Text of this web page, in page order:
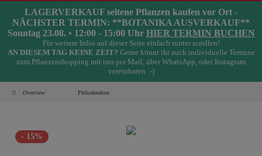
LAGERVERKAUF seltene Pflanzen kaufen vor Ort -
NÄCHSTER TERMIN: **BOTANIKA AUSVERKAUF**
Sonntag 23.08. • 12:00 - 15:00 Uhr HIER TERMIN BUCHEN
Für weitere Infos auf dieser Seite einfach runter scrollen!
AN DIESEM TAG KEINE ZEIT? Gerne könnt ihr auch individuelle Termine
zum Pflanzenshopping mit uns per Mail, über WhatsApp, oder Instagram
vereinbaren :-)
Overview Philodendron
- 15%